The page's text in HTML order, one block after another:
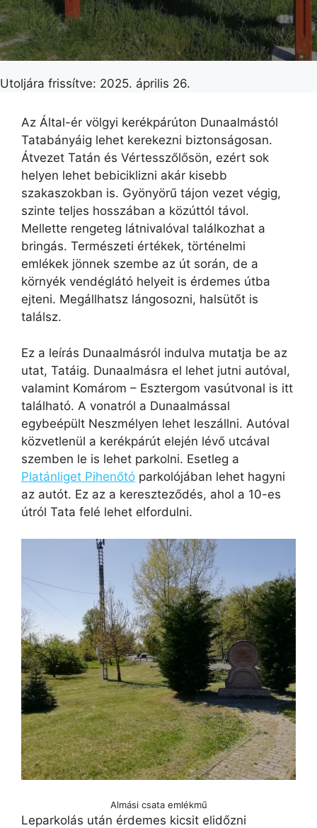
Utoljára frissítve: 2025. április 26.
Az Által-ér völgyi kerékpárúton Dunaalmástól
Tatabányáig lehet kerekezni biztonságosan.
Átvezet Tatán és Vértesszőlősön, ezért sok
helyen lehet bebiciklizni akár kisebb
szakaszokban is. Gyönyörű tájon vezet végig,
szinte teljes hosszában a közúttól távol.
Mellette rengeteg látnivalóval találkozhat a
bringás. Természeti értékek, történelmi
emlékek jönnek szembe az út során, de a
környék vendéglátó helyeit is érdemes útba
ejteni. Megállhatsz lángosozni, halsütőt is
találsz.
Ez a leírás Dunaalmásról indulva mutatja be az
utat, Tatáig. Dunaalmásra el lehet jutni autóval,
valamint Komárom – Esztergom vasútvonal is itt
található. A vonatról a Dunaalmással
egybeépült Neszmélyen lehet leszállni. Autóval
közvetlenül a kerékpárút elején lévő utcával
szemben le is lehet parkolni. Esetleg a
Platánliget Pihenőtó parkolójában lehet hagyni
az autót. Ez az a kereszteződés, ahol a 10-es
útról Tata felé lehet elfordulni.
Almási csata emlékmű
Leparkolás után érdemes kicsit elidőzni